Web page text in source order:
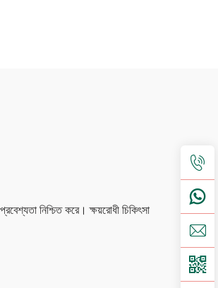
নিশ্চিত করে। ক্ষয়রোধী চিকিৎসা